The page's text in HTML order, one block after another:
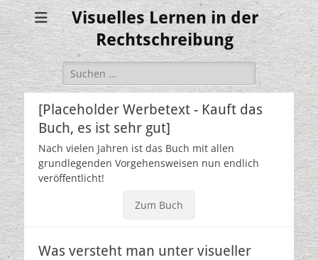
Visuelles Lernen in der
Rechtschreibung
Suchen
nach:
[Placeholder Werbetext - Kauft das
Buch, es ist sehr gut]
Nach vielen Jahren ist das Buch mit allen
grundlegenden Vorgehensweisen nun endlich
veröffentlicht!
Zum Buch
Was versteht man unter visueller